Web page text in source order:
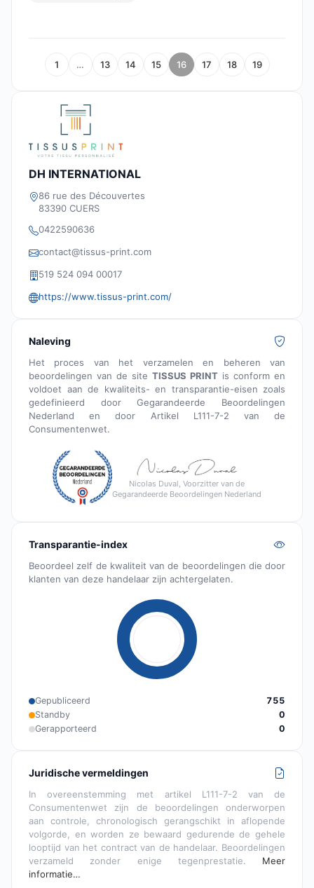
1 … 13 14 15 16 17 18 19
DH INTERNATIONAL
86 rue des Découvertes
83390 CUERS
0422590636
contact@tissus-print.com
519 524 094 00017
https://www.tissus-print.com/
Naleving
Het proces van het verzamelen en beheren van
beoordelingen van de site TISSUS PRINT is conform en
voldoet aan de kwaliteits- en transparantie-eisen zoals
gedefinieerd door Gegarandeerde Beoordelingen
Nederland en door Artikel L111-7-2 van de
Consumentenwet.
Nicolas Duval, Voorzitter van de
Gegarandeerde Beoordelingen Nederland
Transparantie-index
Beoordeel zelf de kwaliteit van de beoordelingen die door
klanten van deze handelaar zijn achtergelaten.
Gepubliceerd
755
Standby
0
Gerapporteerd
0
Juridische vermeldingen
In overeenstemming met artikel L111-7-2 van de
Consumentenwet zijn de beoordelingen onderworpen
aan controle, chronologisch gerangschikt in aflopende
volgorde, en worden ze bewaard gedurende de gehele
looptijd van het contract van de handelaar. Beoordelingen
verzameld zonder enige tegenprestatie. Meer
informatie…